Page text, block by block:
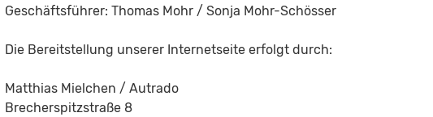
Geschäftsführer: Thomas Mohr / Sonja Mohr-Schösser
Die Bereitstellung unserer Internetseite erfolgt durch:
Matthias Mielchen / Autrado
Brecherspitzstraße 8